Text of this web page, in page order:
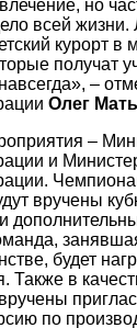
но
всей жизни.
курорт в
получат
–
Олег
–
и
вручены
будет
Также в
по